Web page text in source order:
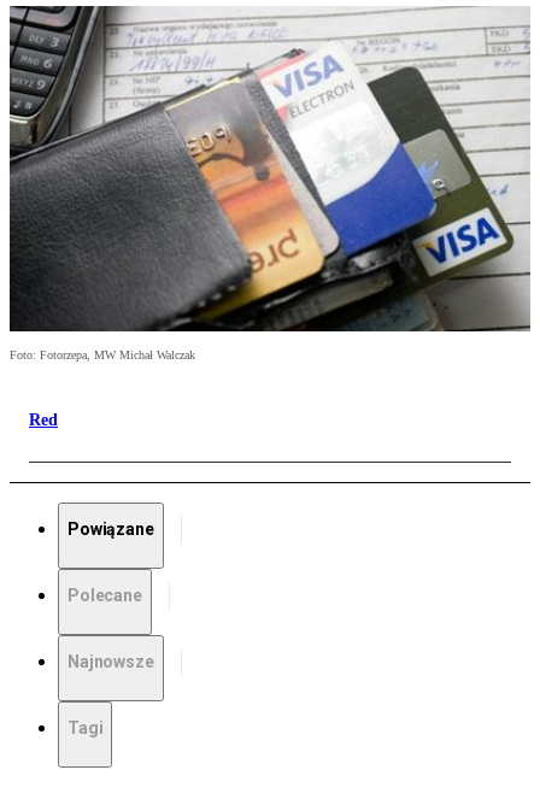
Foto: Fotorzepa, MW Michał Walczak
Red
Powiązane
Polecane
Najnowsze
Tagi